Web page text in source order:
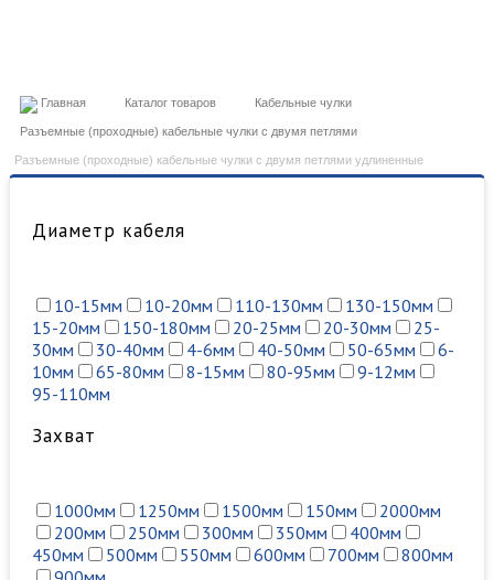
Главная Каталог товаров Кабельные чулки
Разъемные (проходные) кабельные чулки с двумя петлями
Разъемные (проходные) кабельные чулки с двумя петлями удлиненные
Диаметр кабеля
10-15мм 10-20мм 110-130мм
130-150мм
15-20мм
150-180мм 20-25мм 20-30мм
25-
30мм
30-40мм 4-6мм 40-50мм 50-65мм
6-
10мм
65-80мм 8-15мм 80-95мм
9-12мм
95-110мм
Захват
1000мм 1250мм 1500мм 150мм
2000мм
200мм
250мм 300мм 350мм
400мм
450мм
500мм 550мм 600мм 700мм
800мм